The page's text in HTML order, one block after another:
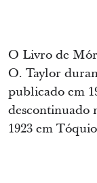
O Livro de
O. Taylor
publicado em
descontinuado
1923 em